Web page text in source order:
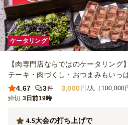
ケータリング
【肉専門店ならではのケータリング
テーキ・肉づくし・おつまみもいっ
4.67
3件 3,000 円 /人（100,000
締切 3日前19時
大会の打ち上げで
4.5